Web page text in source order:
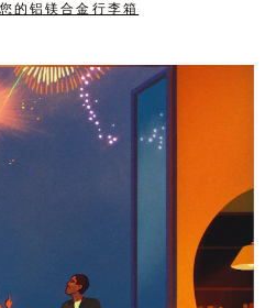
的铝镁合金行李箱